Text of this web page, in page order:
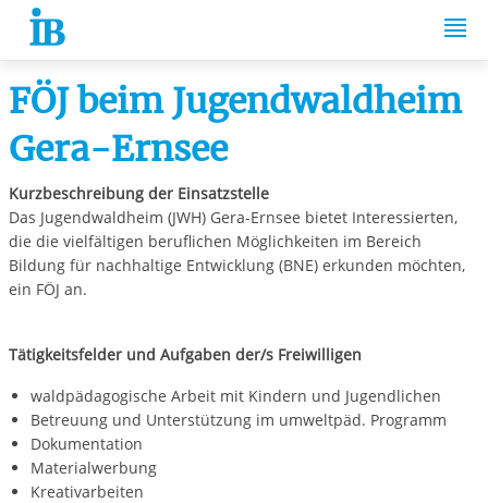
Springe zum Inhalt
FÖJ beim Jugendwaldheim
Gera-Ernsee
Kurzbeschreibung der Einsatzstelle
Das Jugendwaldheim (JWH) Gera-Ernsee bietet Interessierten,
die die vielfältigen beruflichen Möglichkeiten im Bereich
Bildung für nachhaltige Entwicklung (BNE) erkunden möchten,
ein FÖJ an.
Tätigkeitsfelder und Aufgaben der/s Freiwilligen
waldpädagogische Arbeit mit Kindern und Jugendlichen
Betreuung und Unterstützung im umweltpäd. Programm
Dokumentation
Materialwerbung
Kreativarbeiten